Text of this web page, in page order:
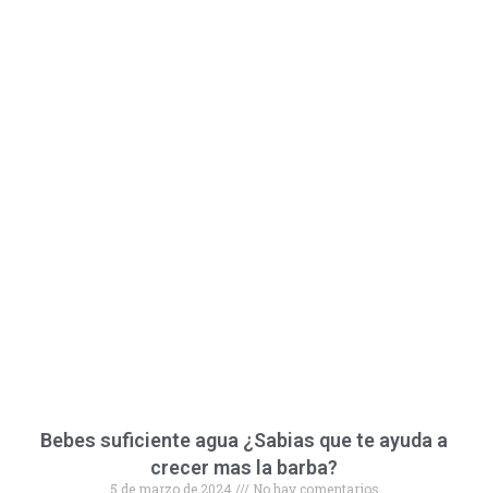
Bebes suficiente agua ¿Sabias que te ayuda a
crecer mas la barba?
5 de marzo de 2024 No hay comentarios